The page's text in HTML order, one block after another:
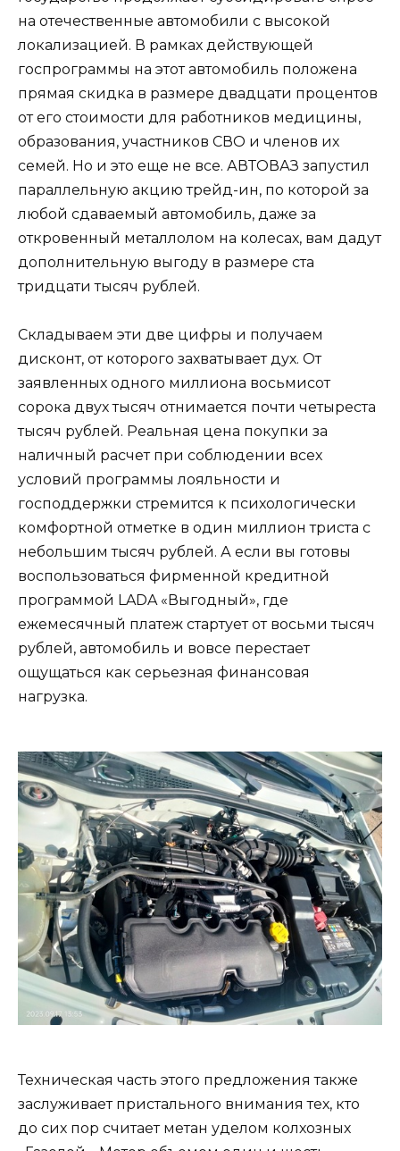
на отечественные автомобили с высокой
локализацией. В рамках действующей
госпрограммы на этот автомобиль положена
прямая скидка в размере двадцати процентов
от его стоимости для работников медицины,
образования, участников СВО и членов их
семей. Но и это еще не все. АВТОВАЗ запустил
параллельную акцию трейд-ин, по которой за
любой сдаваемый автомобиль, даже за
откровенный металлолом на колесах, вам дадут
дополнительную выгоду в размере ста
тридцати тысяч рублей.
Складываем эти две цифры и получаем
дисконт, от которого захватывает дух. От
заявленных одного миллиона восьмисот
сорока двух тысяч отнимается почти четыреста
тысяч рублей. Реальная цена покупки за
наличный расчет при соблюдении всех
условий программы лояльности и
господдержки стремится к психологически
комфортной отметке в один миллион триста с
небольшим тысяч рублей. А если вы готовы
воспользоваться фирменной кредитной
программой LADA «Выгодный», где
ежемесячный платеж стартует от восьми тысяч
рублей, автомобиль и вовсе перестает
ощущаться как серьезная финансовая
нагрузка.
Техническая часть этого предложения также
заслуживает пристального внимания тех, кто
до сих пор считает метан уделом колхозных